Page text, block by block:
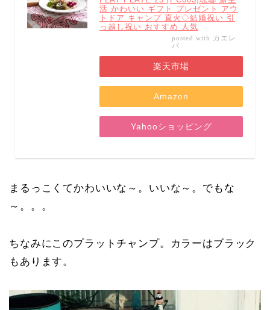
活 かわいい ギフト プレゼント アウ
トドア キャンプ 直火◇結婚祝い 引
っ越し祝い おすすめ 人気
posted with カエレ
バ
楽天市場
Amazon
Yahooショッピング
まるっこくてかわいいな～。いいな～。でもな
～。。。
ちなみにこのプラットチャンプ。カラーはブラック
もあります。